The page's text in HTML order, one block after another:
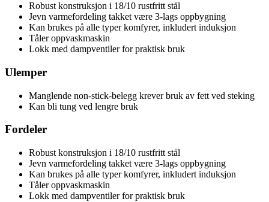
Robust konstruksjon i 18/10 rustfritt stål
Jevn varmefordeling takket være 3-lags oppbygning
Kan brukes på alle typer komfyrer, inkludert induksjon
Tåler oppvaskmaskin
Lokk med dampventiler for praktisk bruk
Ulemper
Manglende non-stick-belegg krever bruk av fett ved steking
Kan bli tung ved lengre bruk
Fordeler
Robust konstruksjon i 18/10 rustfritt stål
Jevn varmefordeling takket være 3-lags oppbygning
Kan brukes på alle typer komfyrer, inkludert induksjon
Tåler oppvaskmaskin
Lokk med dampventiler for praktisk bruk